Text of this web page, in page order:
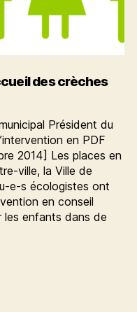
des crèches
Président du
en PDF
2014] Les places en
ville, la Ville de
e-s écologistes ont
en conseil
les enfants dans de